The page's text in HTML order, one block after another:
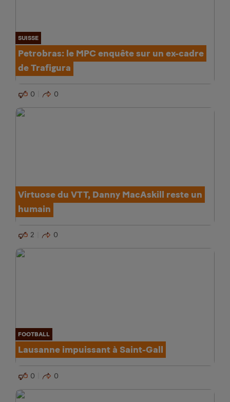
SUISSE
Petrobras: le MPC enquête sur un ex-cadre
de Trafigura
0 0
Virtuose du VTT, Danny MacAskill reste un
humain
2 0
FOOTBALL
Lausanne impuissant à Saint-Gall
0 0